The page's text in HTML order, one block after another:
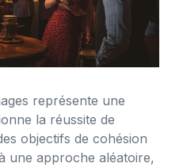
représente une
la réussite de
objectifs de cohésion
une approche aléatoire,